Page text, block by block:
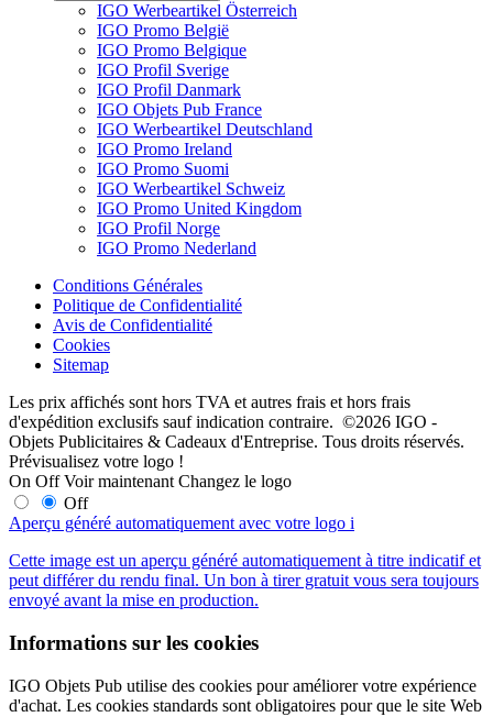
IGO Werbeartikel Österreich
IGO Promo België
IGO Promo Belgique
IGO Profil Sverige
IGO Profil Danmark
IGO Objets Pub France
IGO Werbeartikel Deutschland
IGO Promo Ireland
IGO Promo Suomi
IGO Werbeartikel Schweiz
IGO Promo United Kingdom
IGO Profil Norge
IGO Promo Nederland
Conditions Générales
Politique de Confidentialité
Avis de Confidentialité
Cookies
Sitemap
Les prix affichés sont hors TVA et autres frais et hors frais
d'expédition exclusifs sauf indication contraire. ©2026 IGO -
Objets Publicitaires & Cadeaux d'Entreprise. Tous droits réservés.
Prévisualisez votre logo !
On Off Voir maintenant Changez le logo
Off
Aperçu généré automatiquement avec votre logo i
Cette image est un aperçu généré automatiquement à titre indicatif et
peut différer du rendu final. Un bon à tirer gratuit vous sera toujours
envoyé avant la mise en production.
Informations sur les cookies
IGO Objets Pub utilise des cookies pour améliorer votre expérience
d'achat. Les cookies standards sont obligatoires pour que le site Web